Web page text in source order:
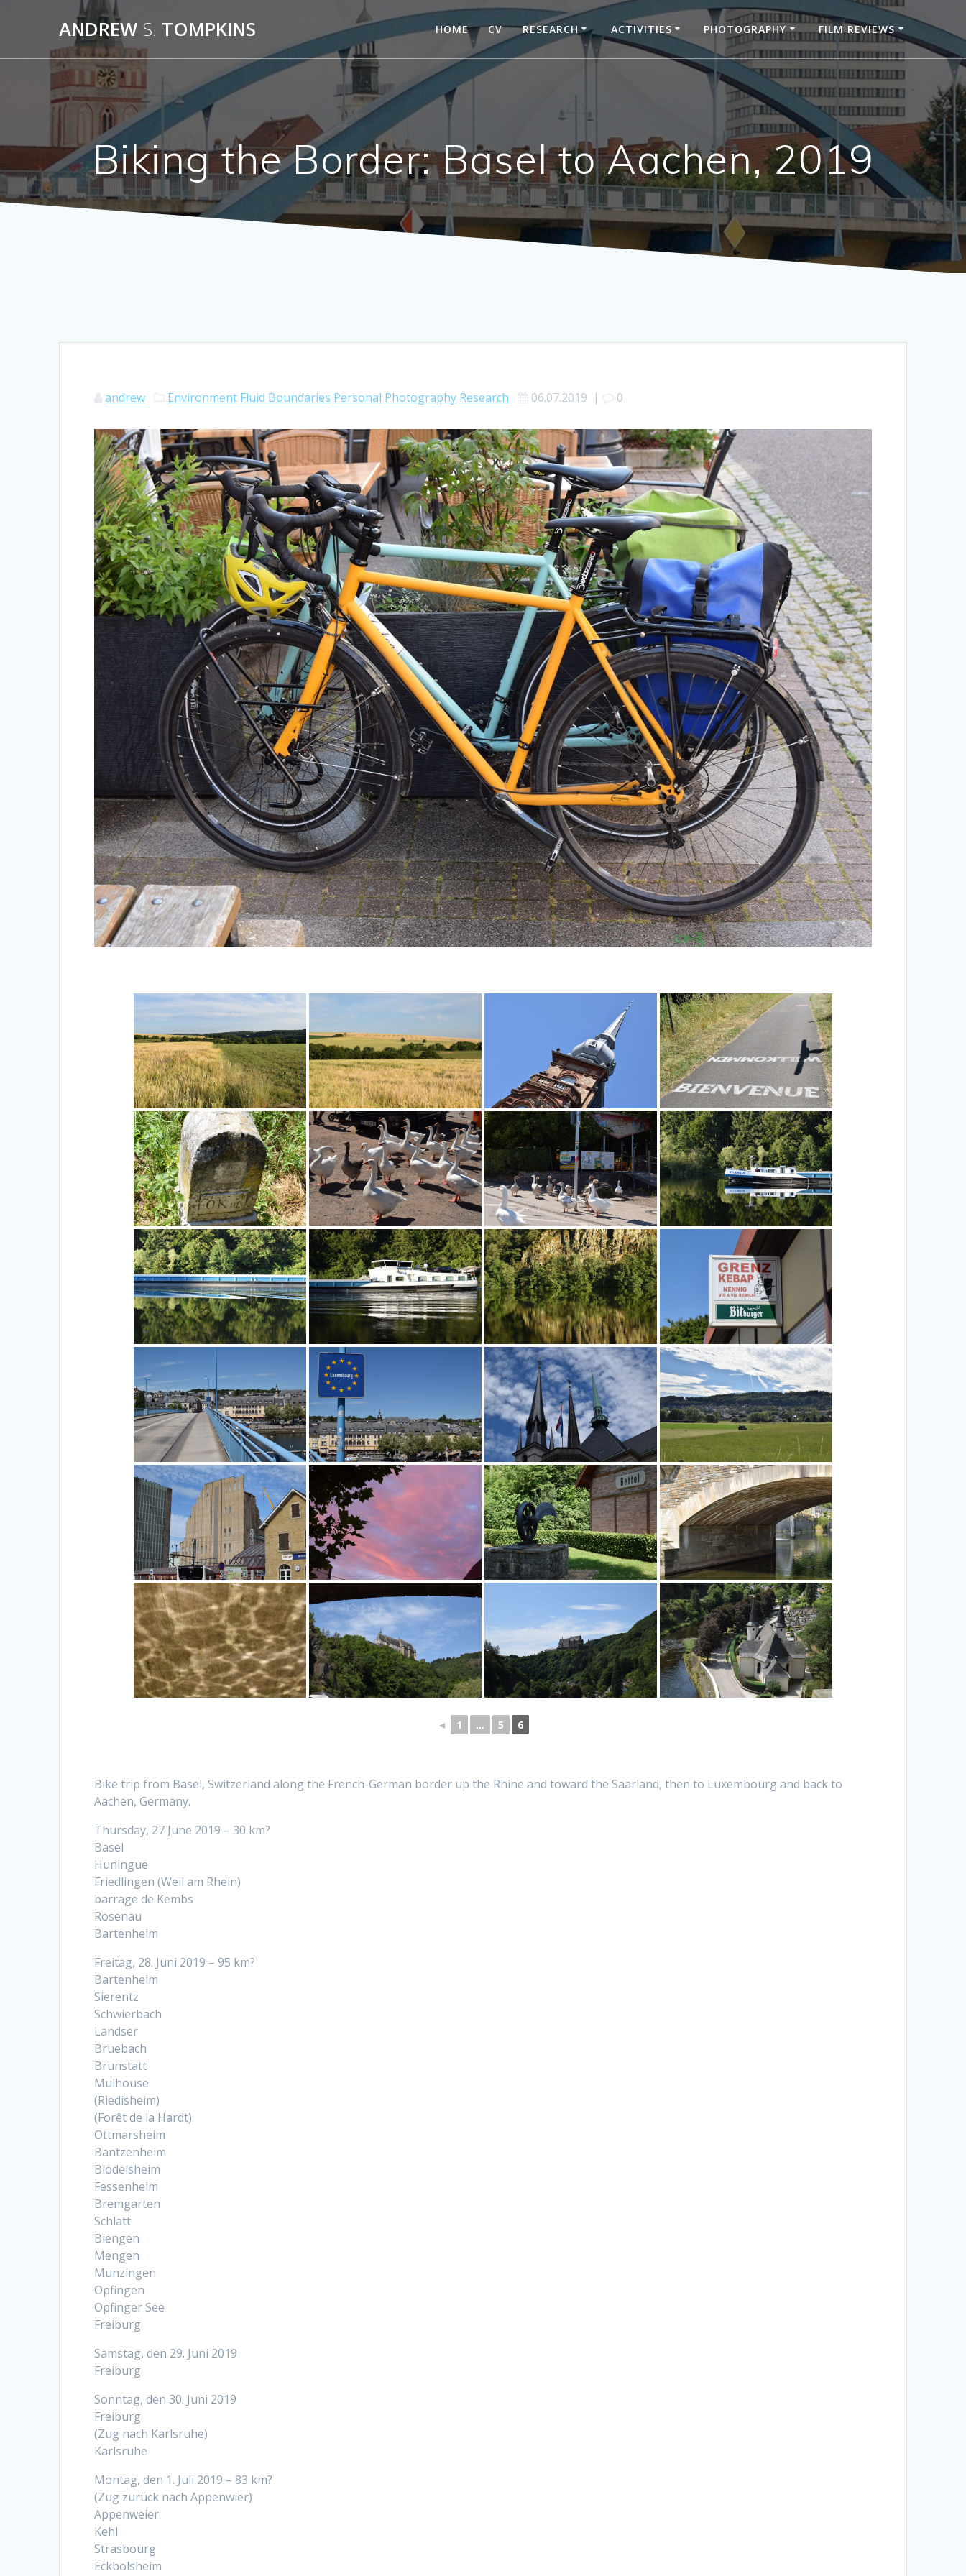
ANDREW S. TOMPKINS HOME CV RESEARCH ACTIVITIES PHOTOGRAPHY FILM REVIEWS
Biking the Border: Basel to Aachen, 2019
andrew Environment Fluid Boundaries Personal Photography Research 06.07.2019 | 0
◄ 1 ... 5 6
Bike trip from Basel, Switzerland along the French-German border up the Rhine and toward the Saarland, then to Luxembourg and back to
Aachen, Germany.
Thursday, 27 June 2019 – 30 km?
Basel
Huningue
Friedlingen (Weil am Rhein)
barrage de Kembs
Rosenau
Bartenheim
Freitag, 28. Juni 2019 – 95 km?
Bartenheim
Sierentz
Schwierbach
Landser
Bruebach
Brunstatt
Mulhouse
(Riedisheim)
(Forêt de la Hardt)
Ottmarsheim
Bantzenheim
Blodelsheim
Fessenheim
Bremgarten
Schlatt
Biengen
Mengen
Munzingen
Opfingen
Opfinger See
Freiburg
Samstag, den 29. Juni 2019
Freiburg
Sonntag, den 30. Juni 2019
Freiburg
(Zug nach Karlsruhe)
Karlsruhe
Montag, den 1. Juli 2019 – 83 km?
(Zug zurück nach Appenwier)
Appenweier
Kehl
Strasbourg
Eckbolsheim